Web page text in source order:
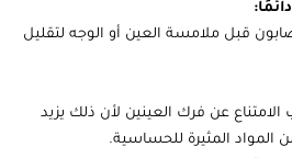
قبل ملامسة العين أو الوجه لتقليل
عن فرك العينين لأن ذلك يزيد
المواد المثيرة للحساسية.